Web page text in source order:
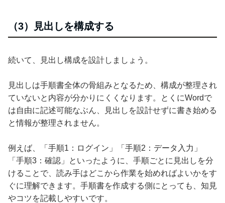
（3）見出しを構成する
続いて、見出し構成を設計しましょう。
見出しは手順書全体の骨組みとなるため、構成が整理され
ていないと内容が分かりにくくなります。とくにWordで
は自由に記述可能なぶん、見出しを設計せずに書き始める
と情報が整理されません。
例えば、「手順1：ログイン」「手順2：データ入力」
「手順3：確認」といったように、手順ごとに見出しを分
けることで、読み手はどこから作業を始めればよいかをす
ぐに理解できます。手順書を作成する側にとっても、知見
やコツを記載しやすいです。